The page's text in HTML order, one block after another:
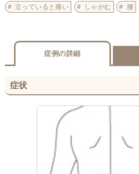
立っていると痛い しゃがむ 腰
症例の詳細
症状